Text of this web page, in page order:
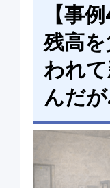
【事
残高
われ
んだ